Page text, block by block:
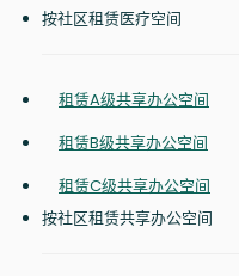
按社区租赁医疗空间
租赁A级共享办公空间
租赁B级共享办公空间
租赁C级共享办公空间
按社区租赁共享办公空间